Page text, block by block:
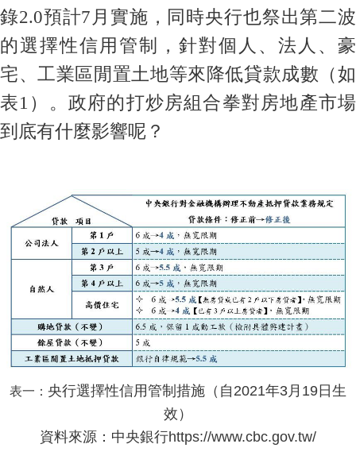
錄2.0預計7月實施，同時央行也祭出第二波
的選擇性信用管制，針對個人、法人、豪
宅、工業區閒置土地等來降低貸款成數（如
表1）。政府的打炒房組合拳對房地產市場
到底有什麼影響呢？
表一： 央行選擇性信用管制措施（自2021年3月19日生
效）
資料來源：中央銀行https://www.cbc.gov.tw/